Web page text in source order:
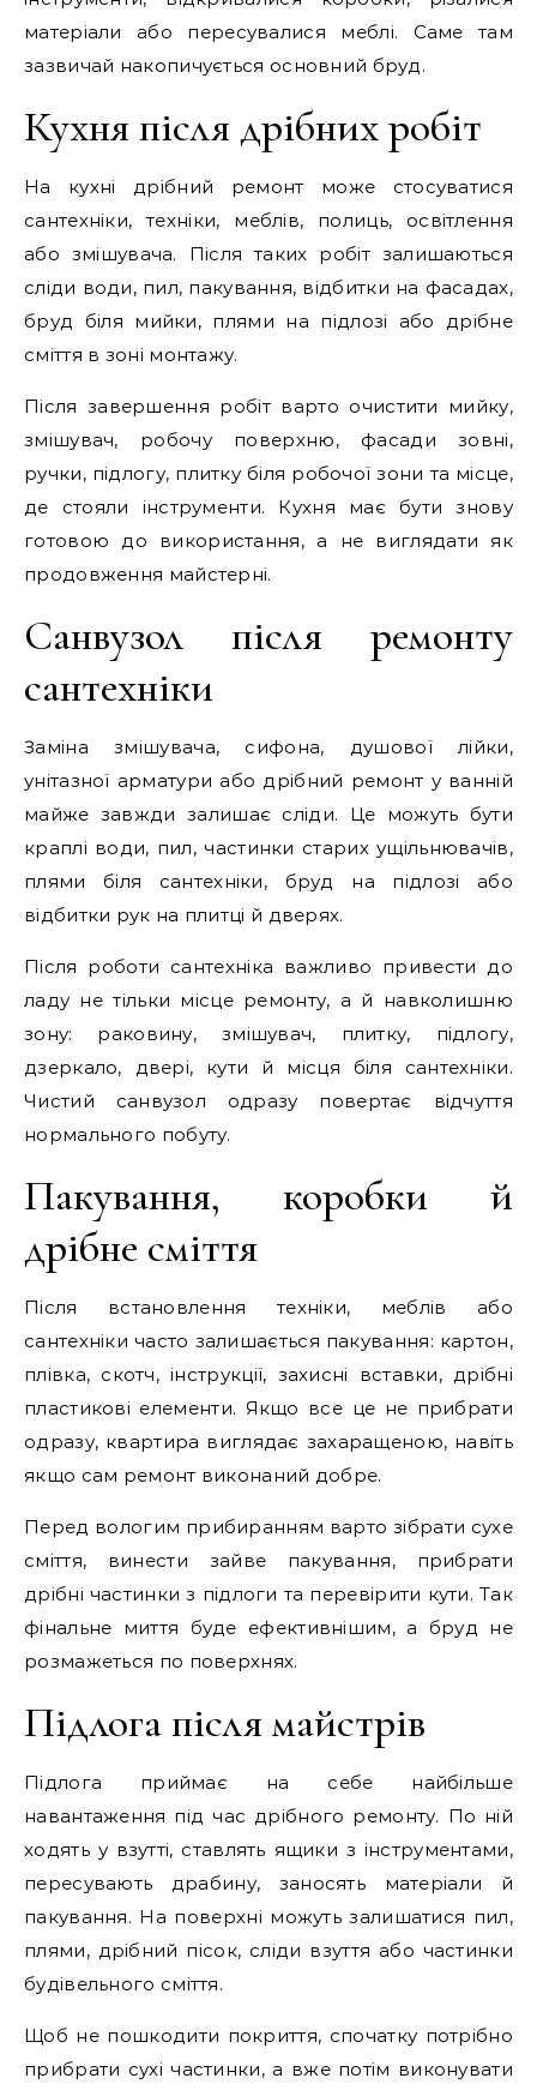
матеріали або пересувалися меблі. Саме там
зазвичай накопичується основний бруд.
Кухня після дрібних робіт
На кухні дрібний ремонт може стосуватися
сантехніки, техніки, меблів, полиць, освітлення
або змішувача. Після таких робіт залишаються
сліди води, пил, пакування, відбитки на фасадах,
бруд біля мийки, плями на підлозі або дрібне
сміття в зоні монтажу.
Після завершення робіт варто очистити мийку,
змішувач, робочу поверхню, фасади зовні,
ручки, підлогу, плитку біля робочої зони та місце,
де стояли інструменти. Кухня має бути знову
готовою до використання, а не виглядати як
продовження майстерні.
Санвузол після ремонту
сантехніки
Заміна змішувача, сифона, душової лійки,
унітазної арматури або дрібний ремонт у ванній
майже завжди залишає сліди. Це можуть бути
краплі води, пил, частинки старих ущільнювачів,
плями біля сантехніки, бруд на підлозі або
відбитки рук на плитці й дверях.
Після роботи сантехніка важливо привести до
ладу не тільки місце ремонту, а й навколишню
зону: раковину, змішувач, плитку, підлогу,
дзеркало, двері, кути й місця біля сантехніки.
Чистий санвузол одразу повертає відчуття
нормального побуту.
Пакування, коробки й
дрібне сміття
Після встановлення техніки, меблів або
сантехніки часто залишається пакування: картон,
плівка, скотч, інструкції, захисні вставки, дрібні
пластикові елементи. Якщо все це не прибрати
одразу, квартира виглядає захаращеною, навіть
якщо сам ремонт виконаний добре.
Перед вологим прибиранням варто зібрати сухе
сміття, винести зайве пакування, прибрати
дрібні частинки з підлоги та перевірити кути. Так
фінальне миття буде ефективнішим, а бруд не
розмажеться по поверхнях.
Підлога після майстрів
Підлога приймає на себе найбільше
навантаження під час дрібного ремонту. По ній
ходять у взутті, ставлять ящики з інструментами,
пересувають драбину, заносять матеріали й
пакування. На поверхні можуть залишатися пил,
плями, дрібний пісок, сліди взуття або частинки
будівельного сміття.
Щоб не пошкодити покриття, спочатку потрібно
прибрати сухі частинки, а вже потім виконувати